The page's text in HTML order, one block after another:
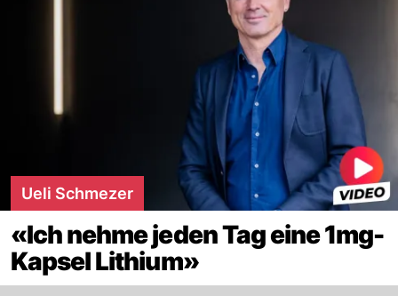
Ueli Schmezer
«Ich nehme jeden Tag eine 1mg-
Kapsel Lithium»